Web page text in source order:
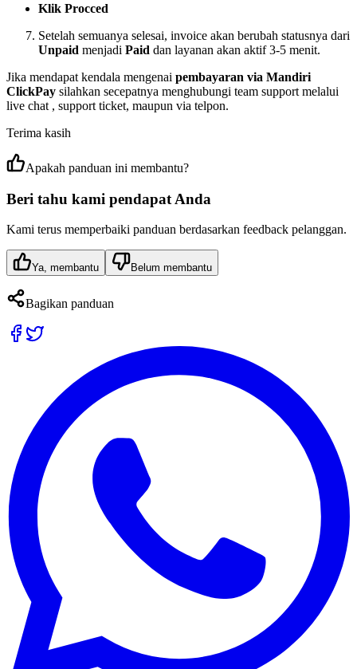
Klik Procced
Setelah semuanya selesai, invoice akan berubah statusnya dari
Unpaid menjadi Paid dan layanan akan aktif 3-5 menit.
Jika mendapat kendala mengenai pembayaran via Mandiri
ClickPay silahkan secepatnya menghubungi team support melalui
live chat , support ticket, maupun via telpon.
Terima kasih
Apakah panduan ini membantu?
Beri tahu kami pendapat Anda
Kami terus memperbaiki panduan berdasarkan feedback pelanggan.
Ya, membantu Belum membantu
Bagikan panduan